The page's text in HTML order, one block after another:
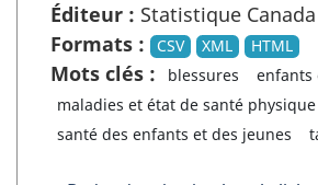
Éditeur : Statistique Canada
Formats :
CSV XML HTML
Mots clés : blessures
enfants
maladies et état de santé physique
santé des enfants et des jeunes